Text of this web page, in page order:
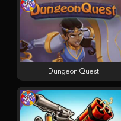
Dungeon Quest